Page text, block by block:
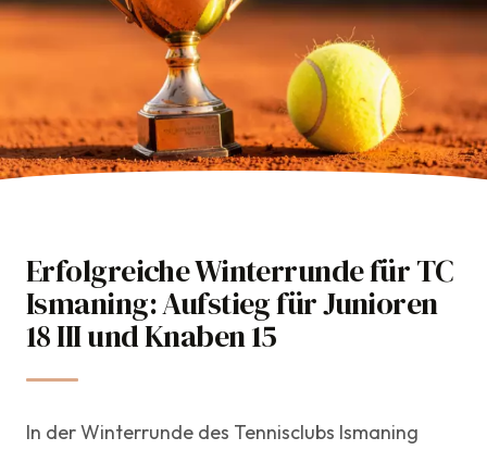
27. Februar 2024
Jugend & Kids
Erfolgreiche Winterrunde für TC
Ismaning: Aufstieg für Junioren
18 III und Knaben 15
In der Winterrunde des Tennisclubs Ismaning